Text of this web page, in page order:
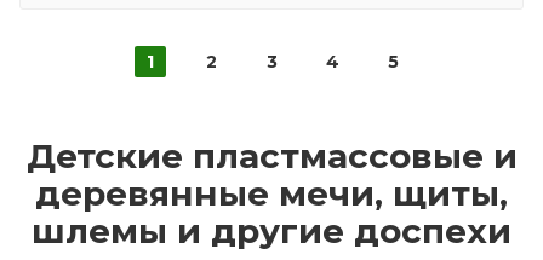
1 2 3 4 5
Детские пластмассовые и
деревянные мечи, щиты,
шлемы и другие доспехи